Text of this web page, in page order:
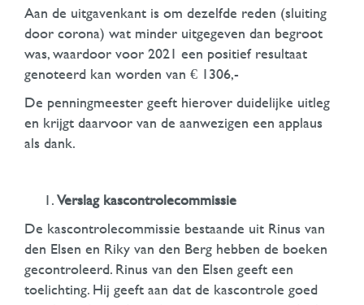
Aan de uitgavenkant is om dezelfde reden (sluiting
door corona) wat minder uitgegeven dan begroot
was, waardoor voor 2021 een positief resultaat
genoteerd kan worden van € 1306,-
De penningmeester geeft hierover duidelijke uitleg
en krijgt daarvoor van de aanwezigen een applaus
als dank.
Verslag kascontrolecommissie
De kascontrolecommissie bestaande uit Rinus van
den Elsen en Riky van den Berg hebben de boeken
gecontroleerd. Rinus van den Elsen geeft een
toelichting. Hij geeft aan dat de kascontrole goed